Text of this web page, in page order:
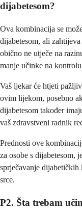
dijabetesom?
Ova kombinacija se
dijabetesom, ali
obično ne utječe na
manje učinke na
Vaš ljekar će htjeti
ovim lijekom, posebno
dijabetesom također
vaš zdravstveni radnik
Prednosti ove
za osobe s dijabetesom,
sprječavanje
srce.
P2. Šta trebam